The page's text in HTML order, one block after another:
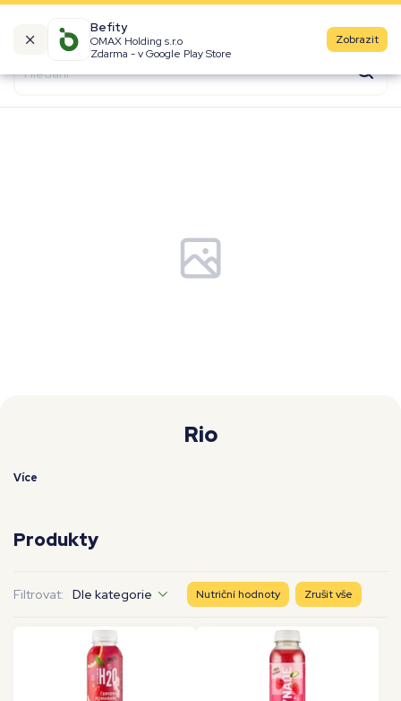
Befity
OMAX Holding s.r.o
Zdarma - v Google Play Store
Zobrazit
Kalorické tabulky
Rio
Více
Produkty
Filtrovat: Dle kategorie Nutriční hodnoty Zrušit vše